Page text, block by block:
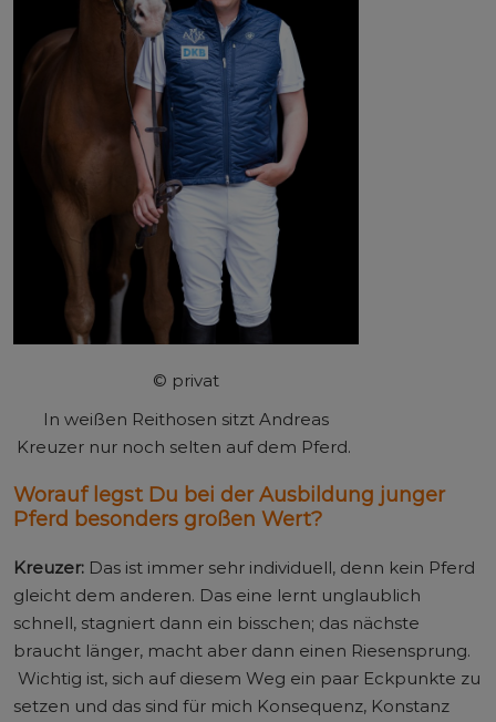
© privat
In weißen Reithosen sitzt Andreas
Kreuzer nur noch selten auf dem Pferd.
Worauf legst Du bei der Ausbildung junger
Pferd besonders großen Wert?
Kreuzer: Das ist immer sehr individuell, denn kein Pferd
gleicht dem anderen. Das eine lernt unglaublich
schnell, stagniert dann ein bisschen; das nächste
braucht länger, macht aber dann einen Riesensprung.
Wichtig ist, sich auf diesem Weg ein paar Eckpunkte zu
setzen und das sind für mich Konsequenz, Konstanz